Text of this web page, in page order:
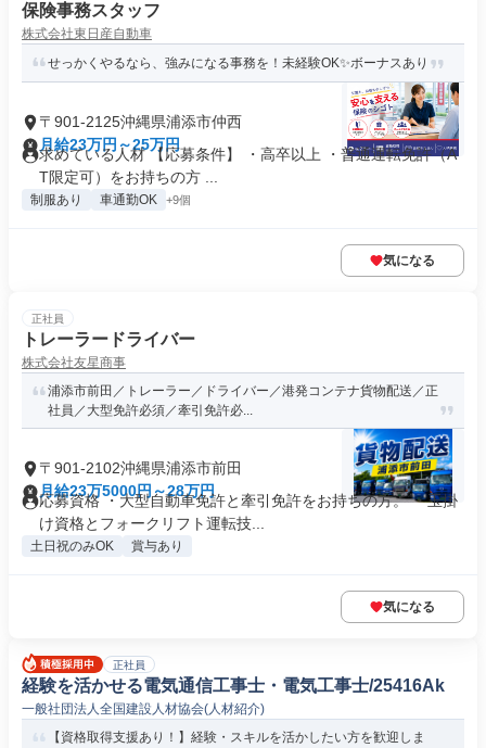
保険事務スタッフ
株式会社東日産自動車
せっかくやるなら、強みになる事務を！未経験OK✨ボーナスあり
〒901-2125沖縄県浦添市仲西
月給23万円～25万円
求めている人材 【応募条件】 ・高卒以上 ・普通運転免許（A
T限定可）をお持ちの方 ...
制服あり 車通勤OK +9個
気になる
正社員
トレーラードライバー
株式会社友星商事
浦添市前田／トレーラー／ドライバー／港発コンテナ貨物配送／正
社員／大型免許必須／牽引免許必...
〒901-2102沖縄県浦添市前田
月給23万5000円～28万円
応募資格 ・大型自動車免許と牽引免許をお持ちの方。 ・玉掛
け資格とフォークリフト運転技...
土日祝のみOK 賞与あり
気になる
正社員
経験を活かせる電気通信工事士・電気工事士/25416Ak
一般社団法人全国建設人材協会(人材紹介)
【資格取得支援あり！】経験・スキルを活かしたい方を歓迎しま